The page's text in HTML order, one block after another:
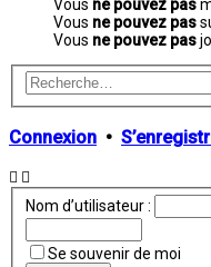
Vous ne pouvez pas
Vous ne pouvez pas
Vous ne pouvez pas
Connexion •
Nom d’utilisateur :
Se souvenir de moi